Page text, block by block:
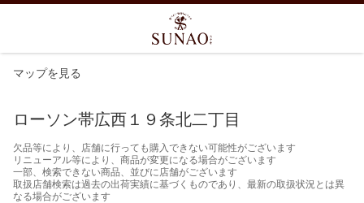
マップを見る
ローソン帯広西１９条北二丁目
欠品等により、店舗に行っても購入できない可能性がございます
リニューアル等により、商品が変更になる場合がございます
一部、検索できない商品、並びに店舗がございます
取扱店舗検索は過去の出荷実績に基づくものであり、最新の取扱状況とは異
なる場合がございます